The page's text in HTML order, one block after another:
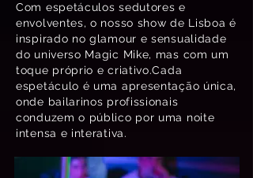
Com espetáculos sedutores e
envolventes, o nosso show de Lisboa é
inspirado no glamour e sensualidade
do universo Magic Mike, mas com um
toque próprio e criativo.Cada
espetáculo é uma apresentação única,
onde bailarinos profissionais
conduzem o público por uma noite
intensa e interativa.